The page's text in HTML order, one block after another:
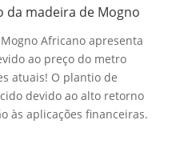
da madeira de Mogno
Africano apresenta
ao preço do metro
atuais! O plantio de
devido ao alto retorno
às aplicações financeiras.